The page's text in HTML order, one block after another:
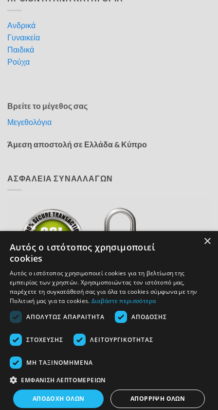
Ανδρικά
Γυναικεία
Παιδικά
Ρούχα
Βρείτε το μέγεθος σας
Μεγεθολόγια
Άμεση αποστολή σε Ελλάδα & Κύπρο
ΑΣΦΑΛΕΙΑ ΣΥΝΑΛΛΑΓΩΝ
COPYRIGHT 2026 ACCESSOIRE.GR
ΥΠΑΝΑΧΏΡΗΣΗ ΑΓΟΡΆΣ
×
Αυτός ο ιστότοπος χρησιμοποιεί
cookies
Αυτός ο ιστότοπος χρησιμοποιεί cookies για τη βελτίωση της
εμπειρίας των χρηστών. Χρησιμοποιώντας τον ιστότοπό μας,
παρέχετε τη συγκατάθεσή σας για όλα τα cookies σύμφωνα με την
Πολιτική μας για τα cookies. Διαβάστε περισσότερα
ΑΠΟΛΎΤΩΣ ΑΠΑΡΑΊΤΗΤΑ
ΑΠΌΔΟΣΗΣ
ΣΤΌΧΕΥΣΗΣ ΛΕΙΤΟΥΡΓΙΚΌΤΗΤΑΣ
ΜΗ ΤΑΞΙΝΟΜΗΜΈΝΑ
ΕΜΦΆΝΙΣΗ ΛΕΠΤΟΜΕΡΕΙΏΝ
ΑΠΟΔΟΧΉ ΌΛΩΝ ΑΠΌΡΡΙΨΗ ΌΛΩΝ